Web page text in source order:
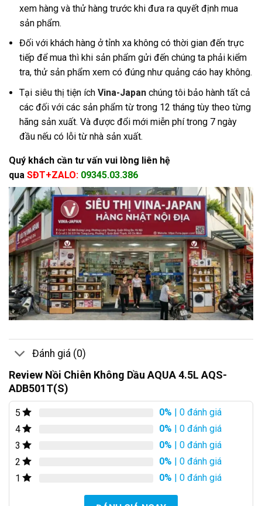
xem hàng và thử hàng trước khi đưa ra quyết định mua
sản phẩm.
Đối với khách hàng ở tỉnh xa không có thời gian đến trực
tiếp để mua thì khi sản phẩm gửi đến chúng ta phải kiểm
tra, thử sản phẩm xem có đúng như quảng cáo hay không.
Tại siêu thị tiện ích Vina-Japan chúng tôi bảo hành tất cả
các đối với các sản phẩm từ trong 12 tháng tùy theo từng
hãng sản xuất. Và được đổi mới miễn phí trong 7 ngày
đầu nếu có lỗi từ nhà sản xuất.
Quý khách cần tư vấn vui lòng liên hệ
qua SĐT+ZALO: 09345.03.386
Đánh giá (0)
Review Nồi Chiên Không Dầu AQUA 4.5L AQS-
ADB501T(S)
5 0% | 0 đánh giá
4
0% | 0 đánh giá
3
0% | 0 đánh giá
2
0% | 0 đánh giá
1
0% | 0 đánh giá